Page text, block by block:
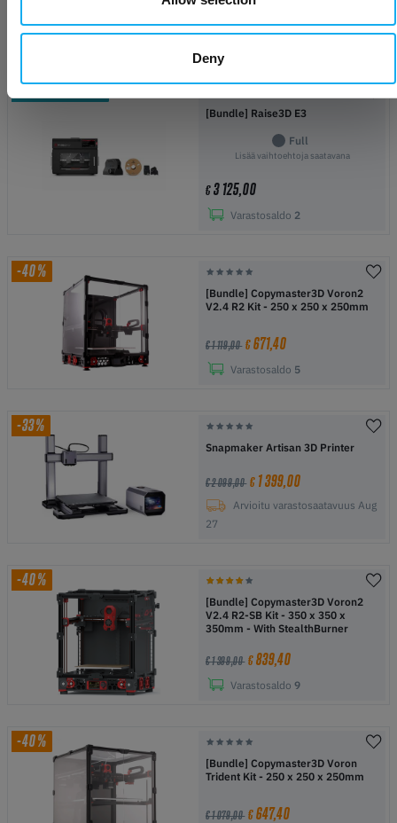
Deny
päivämäärää
PAKETTITARJOUS
[Bundle] Raise3D E3
Full
Lisää vaihtoehtoja saatavana
€3 125,00
Varastosaldo 2
-40%
[Bundle] Copymaster3D Voron2
V2.4 R2 Kit - 250 x 250 x 250mm
€ 1 119,00 €671,40
Varastosaldo 5
-33%
Snapmaker Artisan 3D Printer
€ 2 099,00 € 1 399,00
Arvioitu varastosaatavuus Aug
27
-40%
[Bundle] Copymaster3D Voron2
V2.4 R2-SB Kit - 350 x 350 x
350mm - With StealthBurner
€ 1 399,00 €839,40
Varastosaldo 9
-40%
[Bundle] Copymaster3D Voron
Trident Kit - 250 x 250 x 250mm
€ 1 079,00 €647,40